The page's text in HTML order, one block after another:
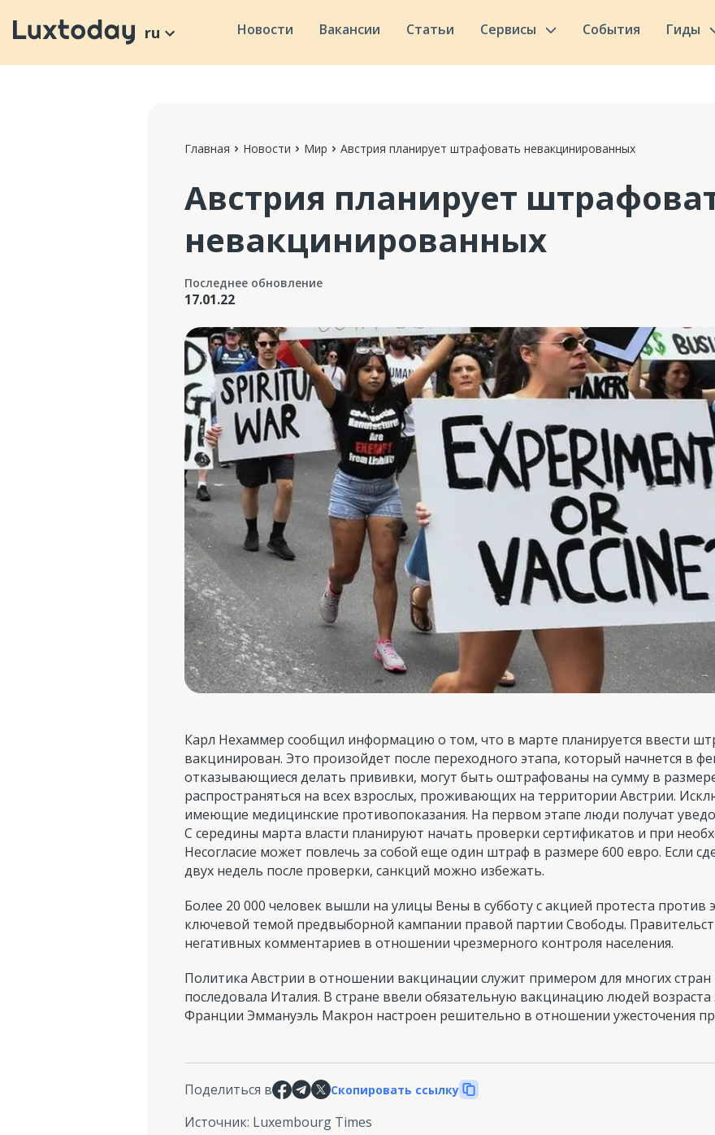
ru Новости Вакансии Статьи Сервисы События Гиды
Главная Новости Мир Австрия планирует штрафовать невакцинированных
Австрия планирует
невакцинированных
Последнее обновление
17.01.22
Карл Нехаммер сообщил информацию о том, что в марте планируется ввести
вакцинирован. Это произойдет после переходного этапа, который начнется в
отказывающиеся делать прививки, могут быть оштрафованы на сумму в
распространяться на всех взрослых, проживающих на территории Австрии.
имеющие медицинские противопоказания. На первом этапе люди получат
С середины марта власти планируют начать проверки сертификатов и при
Несогласие может повлечь за собой еще один штраф в размере 600 евро. Если
двух недель после проверки, санкций можно избежать.
Более 20 000 человек вышли на улицы Вены в субботу с акцией протеста против
ключевой темой предвыборной кампании правой партии Свободы.
негативных комментариев в отношении чрезмерного контроля населения.
Политика Австрии в отношении вакцинации служит примером для многих
последовала Италия. В стране ввели обязательную вакцинацию людей
Франции Эммануэль Макрон настроен решительно в отношении ужесточения
Поделиться в Скопировать ссылку
Источник: Luxembourg Times